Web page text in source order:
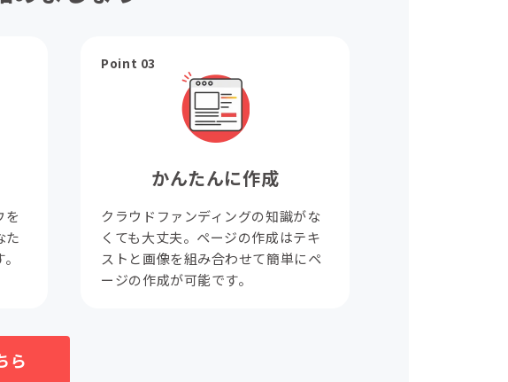
を
た
Point 03
かんたんに作成
クラウドファンディングの知識がな
くても大丈夫。ページの作成はテキ
ストと画像を組み合わせて簡単にペ
ージの作成が可能です。
ら